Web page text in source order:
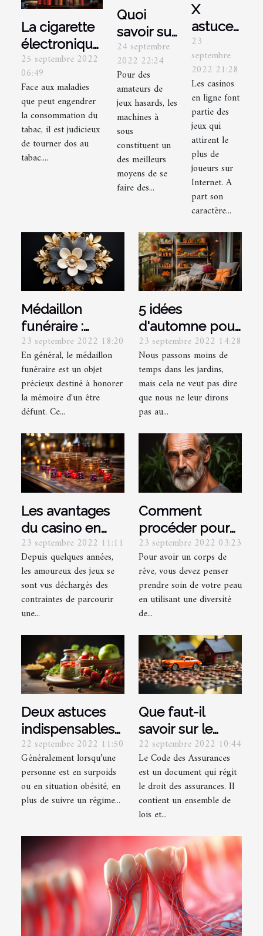
La cigarette
électronique:
quels sont
ses
avantages?
25 septembre 2022
06:49
Face aux maladies
que peut engendrer
la consommation du
tabac, il est judicieux
de tourner dos au
tabac....
Quoi
savoir sur
les
machines
à sous ?
24 septembre
2022 22:24
Pour des
amateurs de
jeux hasards, les
machines à
sous
constituent un
des meilleurs
moyens de se
faire des...
X
astuces
pour
bien
choisir
un
casino
en ligne
23
septembre
2022 21:28
Les casinos
en ligne font
partie des
jeux qui
attirent le
plus de
joueurs sur
Internet. A
part son
caractère...
Médaillon
funéraire :
qu'est-ce que
c'est ?
23 septembre 2022 18:20
En général, le médaillon
funéraire est un objet
précieux destiné à honorer
la mémoire d'un être
défunt. Ce...
5 idées
d'automne pour
les jardins et les
balcons :
embellissez
votre jardin
23 septembre 2022 14:28
Nous passons moins de
temps dans les jardins,
mais cela ne veut pas dire
que nous ne leur dirons
pas au...
Les avantages
du casino en
ligne par
rapport au
casino réel
23 septembre 2022 11:11
Depuis quelques années,
les amoureux des jeux se
sont vus déchargés des
contraintes de parcourir
une...
Comment
procéder pour
bien prendre
soin de votre
corps ?
23 septembre 2022 03:23
Pour avoir un corps de
rêve, vous devez penser
prendre soin de votre peau
en utilisant une diversité
de...
Deux astuces
indispensables
pour perdre du
poids
22 septembre 2022 11:50
Généralement lorsqu’une
personne est en surpoids
ou en situation obésité, en
plus de suivre un régime...
Que faut-il
savoir sur le
code des
assurances ?
22 septembre 2022 10:44
Le Code des Assurances
est un document qui régit
le droit des assurances. Il
contient un ensemble de
lois et...